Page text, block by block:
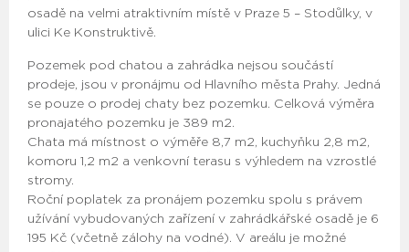
osadě na velmi atraktivním místě v Praze 5 – Stodůlky, v
ulici Ke Konstruktivě.
Pozemek pod chatou a zahrádka nejsou součástí
prodeje, jsou v pronájmu od Hlavního města Prahy. Jedná
se pouze o prodej chaty bez pozemku. Celková výměra
pronajatého pozemku je 389 m2.
Chata má místnost o výměře 8,7 m2, kuchyňku 2,8 m2,
komoru 1,2 m2 a venkovní terasu s výhledem na vzrostlé
stromy.
Roční poplatek za pronájem pozemku spolu s právem
užívání vybudovaných zařízení v zahrádkářské osadě je 6
195 Kč (včetně zálohy na vodné). V areálu je možné